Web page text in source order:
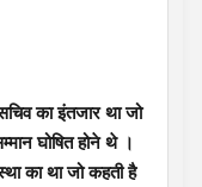
का इंतजार था जो
घोषित होने थे ।
का था जो कहती है